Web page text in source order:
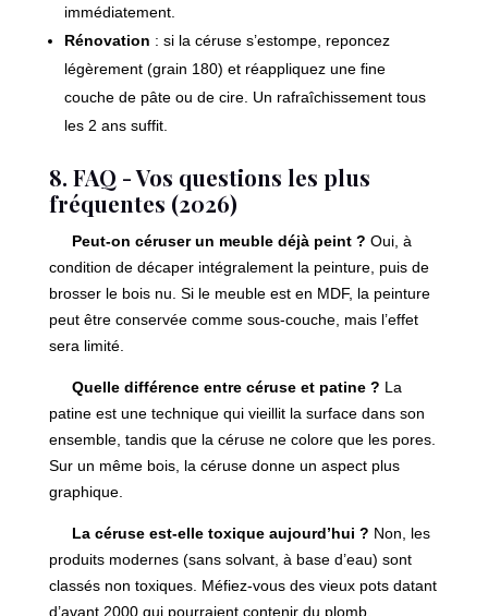
immédiatement.
Rénovation : si la céruse s’estompe, reponcez
légèrement (grain 180) et réappliquez une fine
couche de pâte ou de cire. Un rafraîchissement tous
les 2 ans suffit.
8. FAQ - Vos questions les plus
fréquentes (2026)
Peut-on céruser un meuble déjà peint ? Oui, à
condition de décaper intégralement la peinture, puis de
brosser le bois nu. Si le meuble est en MDF, la peinture
peut être conservée comme sous-couche, mais l’effet
sera limité.
Quelle différence entre céruse et patine ? La
patine est une technique qui vieillit la surface dans son
ensemble, tandis que la céruse ne colore que les pores.
Sur un même bois, la céruse donne un aspect plus
graphique.
La céruse est-elle toxique aujourd’hui ? Non, les
produits modernes (sans solvant, à base d’eau) sont
classés non toxiques. Méfiez-vous des vieux pots datant
d’avant 2000 qui pourraient contenir du plomb.